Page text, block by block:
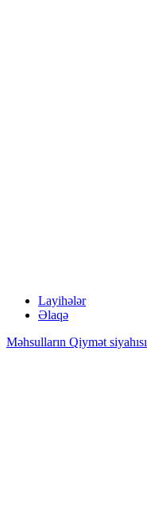
Layihələr
Əlaqə
Məhsulların Qiymət siyahısı